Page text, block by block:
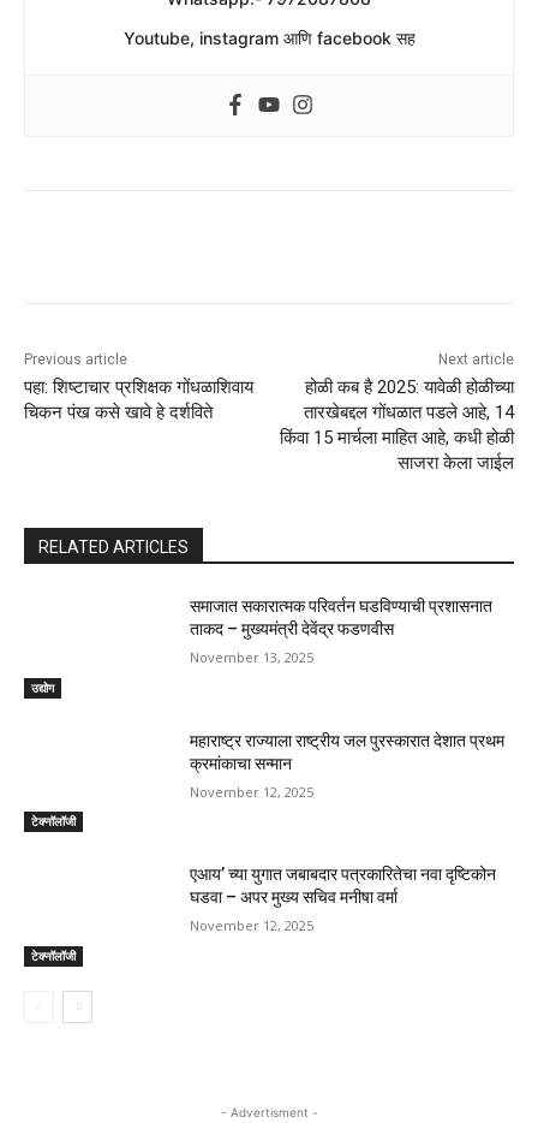
Youtube, instagram आणि facebook सह
Previous article
पहा: शिष्टाचार प्रशिक्षक गोंधळाशिवाय
चिकन पंख कसे खावे हे दर्शविते
Next article
होळी कब है 2025: यावेळी होळीच्या
तारखेबद्दल गोंधळात पडले आहे, 14
किंवा 15 मार्चला माहित आहे, कधी होळी
साजरा केला जाईल
RELATED ARTICLES
उद्योग
समाजात सकारात्मक परिवर्तन घडविण्याची प्रशासनात
ताकद – मुख्यमंत्री देवेंद्र फडणवीस
November 13, 2025
टेक्नॉलॉजी
महाराष्ट्र राज्याला राष्ट्रीय जल पुरस्कारात देशात प्रथम
क्रमांकाचा सन्मान
November 12, 2025
टेक्नॉलॉजी
एआय’ च्या युगात जबाबदार पत्रकारितेचा नवा दृष्टिकोन
घडवा – अपर मुख्य सचिव मनीषा वर्मा
November 12, 2025
- Advertisment -